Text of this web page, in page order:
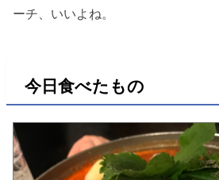
ーチ、いいよね。
今日食べたもの